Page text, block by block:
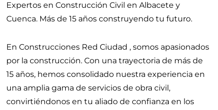
Expertos en Construcción Civil en Albacete y
Cuenca. Más de 15 años construyendo tu futuro.
En Construcciones Red Ciudad , somos apasionados
por la construcción. Con una trayectoria de más de
15 años, hemos consolidado nuestra experiencia en
una amplia gama de servicios de obra civil,
convirtiéndonos en tu aliado de confianza en los